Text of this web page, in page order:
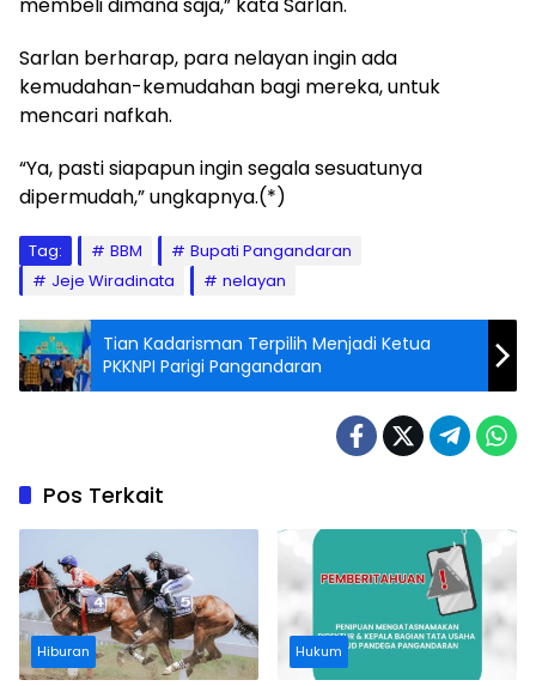
Sarlan berharap, para nelayan ingin ada
kemudahan-kemudahan bagi mereka, untuk
mencari nafkah.
“Ya, pasti siapapun ingin segala sesuatunya
dipermudah,” ungkapnya.(*)
Tag: BBM
Bupati Pangandaran
Jeje Wiradinata
nelayan
Tian Kadarisman Terpilih Menjadi Ketua
PKKNPI Parigi Pangandaran
Pos Terkait
Hiburan Hukum